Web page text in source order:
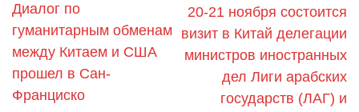
Диалог по
гуманитарным обменам
между Китаем и США
прошел в Сан-
Франциско
20-21 ноября состоится
визит в Китай делегации
министров иностранных
дел Лиги арабских
государств (ЛАГ) и